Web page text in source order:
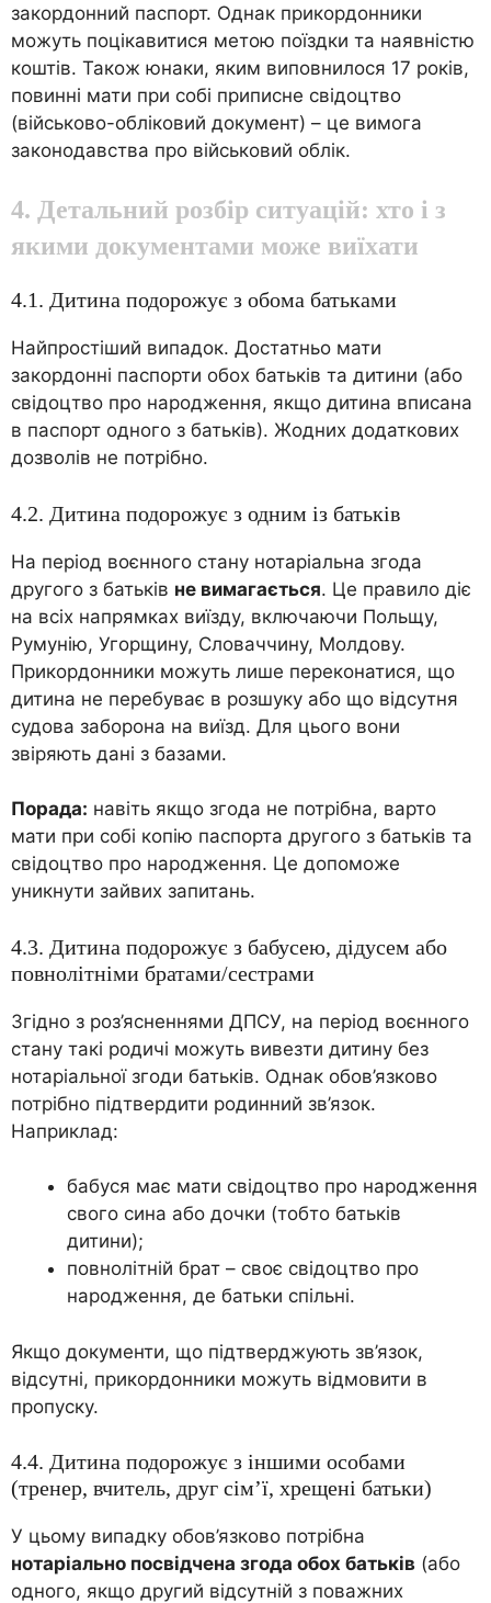
закордонний паспорт. Однак прикордонники
можуть поцікавитися метою поїздки та наявністю
коштів. Також юнаки, яким виповнилося 17 років,
повинні мати при собі приписне свідоцтво
(військово-обліковий документ) – це вимога
законодавства про військовий облік.
4. Детальний розбір ситуацій: хто і з
якими документами може виїхати
4.1. Дитина подорожує з обома батьками
Найпростіший випадок. Достатньо мати
закордонні паспорти обох батьків та дитини (або
свідоцтво про народження, якщо дитина вписана
в паспорт одного з батьків). Жодних додаткових
дозволів не потрібно.
4.2. Дитина подорожує з одним із батьків
На період воєнного стану нотаріальна згода
другого з батьків не вимагається. Це правило діє
на всіх напрямках виїзду, включаючи Польщу,
Румунію, Угорщину, Словаччину, Молдову.
Прикордонники можуть лише переконатися, що
дитина не перебуває в розшуку або що відсутня
судова заборона на виїзд. Для цього вони
звіряють дані з базами.
Порада: навіть якщо згода не потрібна, варто
мати при собі копію паспорта другого з батьків та
свідоцтво про народження. Це допоможе
уникнути зайвих запитань.
4.3. Дитина подорожує з бабусею, дідусем або
повнолітніми братами/сестрами
Згідно з роз’ясненнями ДПСУ, на період воєнного
стану такі родичі можуть вивезти дитину без
нотаріальної згоди батьків. Однак обов’язково
потрібно підтвердити родинний зв’язок.
Наприклад:
бабуся має мати свідоцтво про народження
свого сина або дочки (тобто батьків
дитини);
повнолітній брат – своє свідоцтво про
народження, де батьки спільні.
Якщо документи, що підтверджують зв’язок,
відсутні, прикордонники можуть відмовити в
пропуску.
4.4. Дитина подорожує з іншими особами
(тренер, вчитель, друг сім’ї, хрещені батьки)
У цьому випадку обов’язково потрібна
нотаріально посвідчена згода обох батьків (або
одного, якщо другий відсутній з поважних